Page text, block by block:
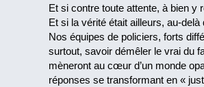
Et si contre toute attente, à bien y
Et si la vérité était ailleurs, au-delà
Nos équipes de policiers, forts
surtout, savoir démêler le vrai du
mèneront au cœur d’un monde
réponses se transformant en «